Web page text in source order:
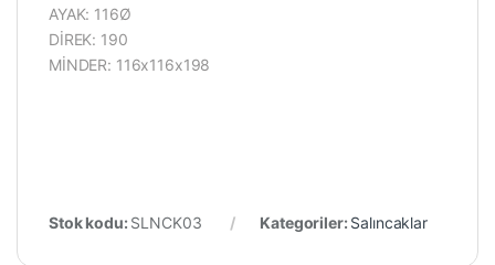
AYAK: 116Ø
DİREK: 190
MİNDER: 116x116x198
Stok kodu: SLNCK03 Kategoriler: Salıncaklar